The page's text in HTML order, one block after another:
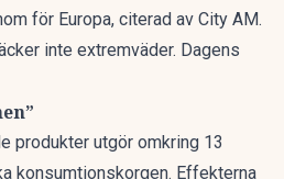
för Europa, citerad av City AM.
inte extremväder. Dagens
produkter utgör omkring 13
konsumtionskorgen. Effekterna